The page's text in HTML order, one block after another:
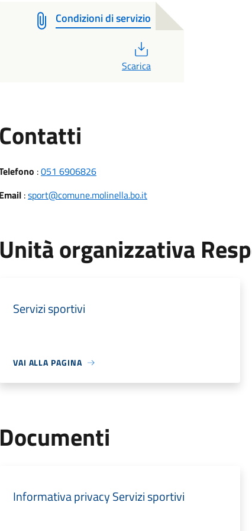
Condizioni di servizio
Scarica
Contatti
:051 6906826
Email:sport@comune.molinella.bo.it
Unità organizzativa
Servizi sportivi
VAI ALLA PAGINA
Documenti
Informativa privacy Servizi sportivi